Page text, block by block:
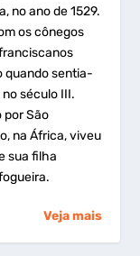
no ano de 1529.
os cônegos
quando sentia-
século III.
por São
na África, viveu
sua filha
Veja mais